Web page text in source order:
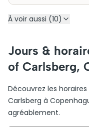
À voir aussi (10)
Jours &
of Carlsberg,
Découvrez les
Carlsberg à
agréablement.